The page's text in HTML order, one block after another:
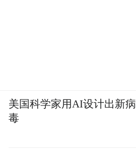
美国科学家用AI设计出新病
毒